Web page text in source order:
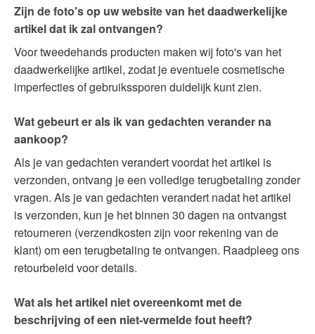
Zijn de foto's op uw website van het daadwerkelijke
artikel dat ik zal ontvangen?
Voor tweedehands producten maken wij foto's van het
daadwerkelijke artikel, zodat je eventuele cosmetische
imperfecties of gebruikssporen duidelijk kunt zien.
Wat gebeurt er als ik van gedachten verander na
aankoop?
Als je van gedachten verandert voordat het artikel is
verzonden, ontvang je een volledige terugbetaling zonder
vragen. Als je van gedachten verandert nadat het artikel
is verzonden, kun je het binnen 30 dagen na ontvangst
retourneren (verzendkosten zijn voor rekening van de
klant) om een terugbetaling te ontvangen. Raadpleeg ons
retourbeleid voor details.
Wat als het artikel niet overeenkomt met de
beschrijving of een niet-vermelde fout heeft?